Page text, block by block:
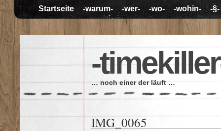
Startseite -warum- -wer- -wo- -wohin- -§-
-
… noch einer der läuft …
IMG_0065